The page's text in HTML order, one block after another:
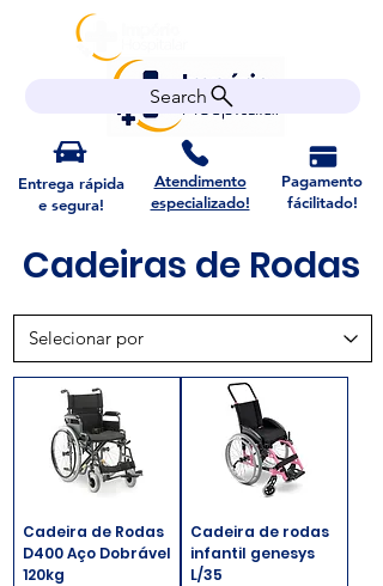
Search
Entrega rápida
e segura!
Atendimento
especializado!
Pagamento
fácilitado!
Cadeiras de Rodas
Cadeira de Rodas
D400 Aço Dobrável
120kg
Cadeira de rodas
infantil genesys
L/35